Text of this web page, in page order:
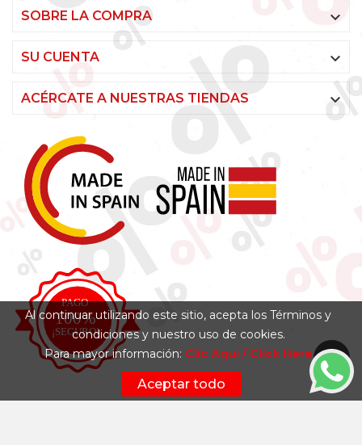
Al continuar utilizando este sitio, acepta los Términos y
condiciones y nuestro uso de cookies.
Para mayor información: Clic Aquí / Click Here
Aceptar todo
SOBRE LA COMPRA 
SU CUENTA 
ACÉRCATE A NUESTRAS TIENDAS 